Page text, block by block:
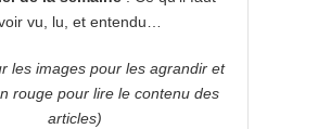
vu, lu, et entendu…
les images pour les agrandir et
rouge pour lire le contenu des
articles)